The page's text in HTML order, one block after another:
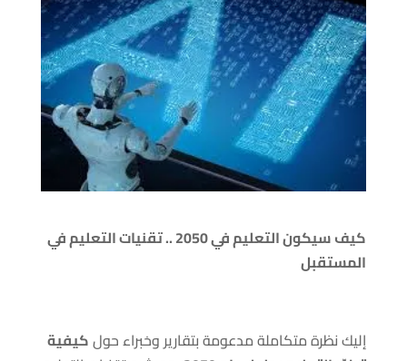
كيف سيكون التعليم في 2050 .. تقنيات التعليم في
المستقبل
إليك نظرة متكاملة مدعومة بتقارير وخبراء حولكيفية